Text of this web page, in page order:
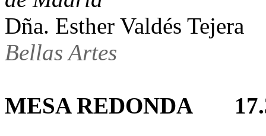
Dña. Esther Valdés
Bellas Artes
MESA REDONDA